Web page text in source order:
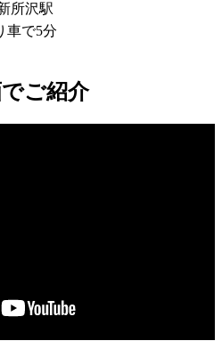
所沢駅
車で5分
ご紹介